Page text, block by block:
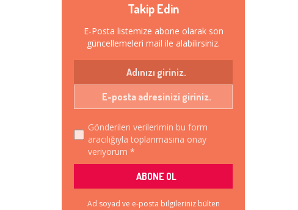
Takip Edin
E-Posta listemize abone olarak son
güncellemeleri mail ile alabilirsiniz.
Gönderilen verilerimin bu form
aracılığıyla toplanmasına onay
veriyorum *
Ad soyad ve e-posta bilgileriniz bülten